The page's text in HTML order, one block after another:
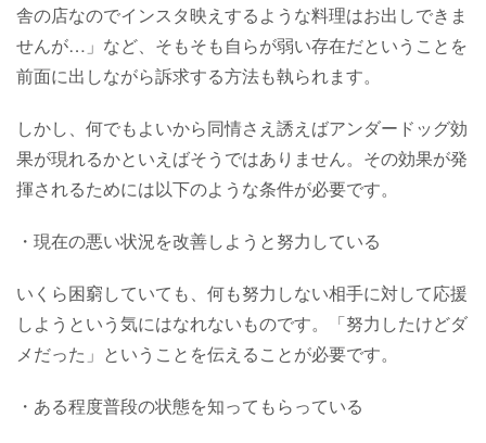
舎の店なのでインスタ映えするような料理はお出しできま
せんが…」など、そもそも自らが弱い存在だということを
前面に出しながら訴求する方法も執られます。
しかし、何でもよいから同情さえ誘えばアンダードッグ効
果が現れるかといえばそうではありません。その効果が発
揮されるためには以下のような条件が必要です。
・現在の悪い状況を改善しようと努力している
いくら困窮していても、何も努力しない相手に対して応援
しようという気にはなれないものです。「努力したけどダ
メだった」ということを伝えることが必要です。
・ある程度普段の状態を知ってもらっている